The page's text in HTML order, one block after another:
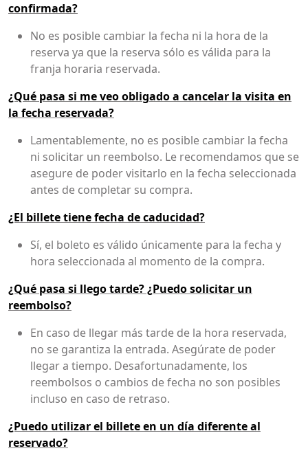
confirmada?
No es posible cambiar la fecha ni la hora de la
reserva ya que la reserva sólo es válida para la
franja horaria reservada.
¿Qué pasa si me veo obligado a cancelar la visita en
la fecha reservada?
Lamentablemente, no es posible cambiar la fecha
ni solicitar un reembolso. Le recomendamos que se
asegure de poder visitarlo en la fecha seleccionada
antes de completar su compra.
¿El billete tiene fecha de caducidad?
Sí, el boleto es válido únicamente para la fecha y
hora seleccionada al momento de la compra.
¿Qué pasa si llego tarde? ¿Puedo solicitar un
reembolso?
En caso de llegar más tarde de la hora reservada,
no se garantiza la entrada. Asegúrate de poder
llegar a tiempo. Desafortunadamente, los
reembolsos o cambios de fecha no son posibles
incluso en caso de retraso.
¿Puedo utilizar el billete en un día diferente al
reservado?